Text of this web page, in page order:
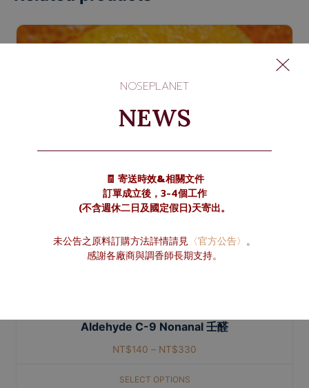
Aldehyde C-9 Nonanal 壬醛
NT$140 – NT$330
SELECT OPTIONS
NOSEPLANET
NEWS
🧾 寄送時效&相關文件
訂單成立後，3-4個工作
(不含週休二日及國定假日)天寄出。
未公告之原料訂購方法詳情請見 〈官方公告〉 。
感謝各廠商與調香師長期支持。